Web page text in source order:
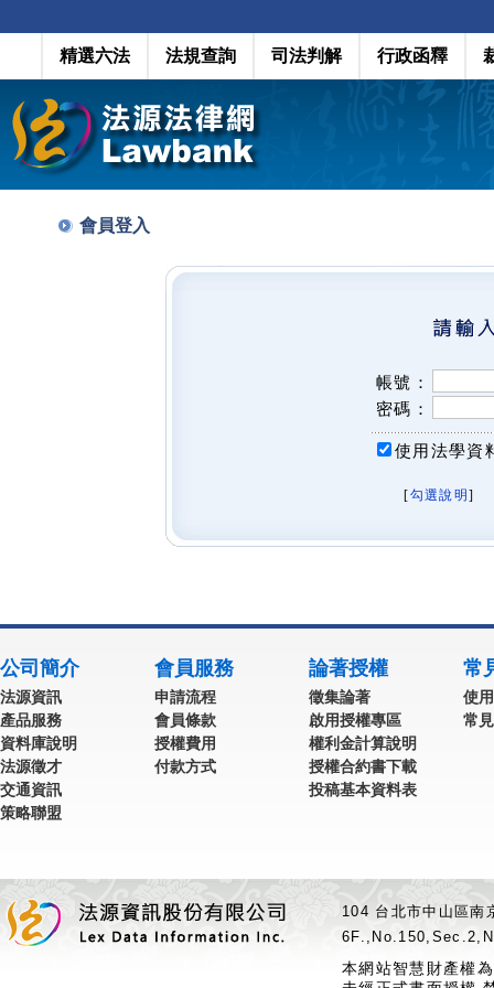
精選六法 法規查詢 司法判解 行政函釋
會員登入
帳號：
密碼：
使用法學資
[勾選說明 ]
公司簡介
法源資訊
產品服務
資料庫說明
法源徵才
交通資訊
策略聯盟
會員服務
申請流程
會員條款
授權費用
付款方式
論著授權
徵集論著
啟用授權專區
權利金計算說明
授權合約書下載
投稿基本資料表
常
使
常
104 台北市中山區
本網站智慧財產權